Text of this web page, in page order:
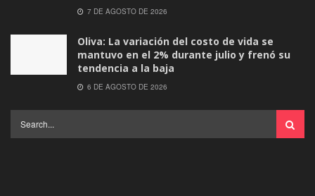
7 DE AGOSTO DE 2026
Oliva: La variación del costo de vida se
mantuvo en el 2% durante julio y frenó su
tendencia a la baja
6 DE AGOSTO DE 2026